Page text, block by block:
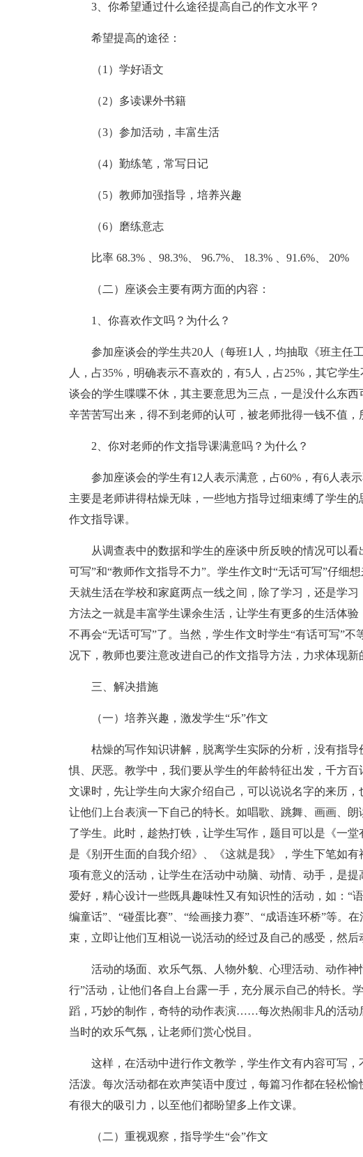
3、你希望通过什么途径提高自己的作文水平？
希望提高的途径：
（1）学好语文
（2）多读课外书籍
（3）参加活动，丰富生活
（4）勤练笔，常写日记
（5）教师加强指导，培养兴趣
（6）磨练意志
比率 68.3% 、98.3%、 96.7%、 18.3% 、91.6%、 20%
（二）座谈会主要有两方面的内容：
1、你喜欢作文吗？为什么？
参加座谈会的学生共20人（每班1人，均抽取《班主任
人，占35%，明确表示不喜欢的，有5人，占25%，其它学
谈会的学生喋喋不休，其主要意思为三点，一是没什么东
辛苦苦写出来，得不到老师的认可，被老师批得一钱不值，
2、你对老师的作文指导课满意吗？为什么？
参加座谈会的学生有12人表示满意，占60%，有6人表
主要是老师讲得枯燥无味，一些地方指导过细束缚了学生
作文指导课。
从调查表中的数据和学生的座谈中所反映的情况可以
可写”和“教师作文指导不力”。学生作文时“无话可写”仔细
天就生活在学校和家庭两点一线之间，除了学习，还是学
方法之一就是丰富学生课余生活，让学生有更多的生活体
不再会“无话可写”了。当然，学生作文时学生“有话可写”
况下，教师也要注意改进自己的作文指导方法，力求体现新
三、解决措施
（一）培养兴趣，激发学生“乐”作文
枯燥的写作知识讲解，脱离学生实际的分析，没有指
惧、厌恶。教学中，我们要从学生的年龄特征出发，千方
文课时，先让学生向大家介绍自己，可以说说名字的来历
让他们上台表演一下自己的特长。如唱歌、跳舞、画画、朗
了学生。此时，趁热打铁，让学生写作，题目可以是《一
是《别开生面的自我介绍》、《这就是我》，学生下笔如
项有意义的活动，让学生在活动中动脑、动情、动手，是
爱好，精心设计一些既具趣味性又有知识性的活动，如：“
编童话”、“碰蛋比赛”、“绘画接力赛”、“成语连环桥”等。
束，立即让他们互相说一说活动的经过及自己的感受，然后
活动的场面、欢乐气氛、人物外貌、心理活动、动作
行”活动，让他们各自上台露一手，充分展示自己的特长。
蹈，巧妙的制作，奇特的动作表演……每次热闹非凡的活动
当时的欢乐气氛，让老师们赏心悦目。
这样，在活动中进行作文教学，学生作文有内容可写
活泼。每次活动都在欢声笑语中度过，每篇习作都在轻松
有很大的吸引力，以至他们都盼望多上作文课。
（二）重视观察，指导学生“会”作文